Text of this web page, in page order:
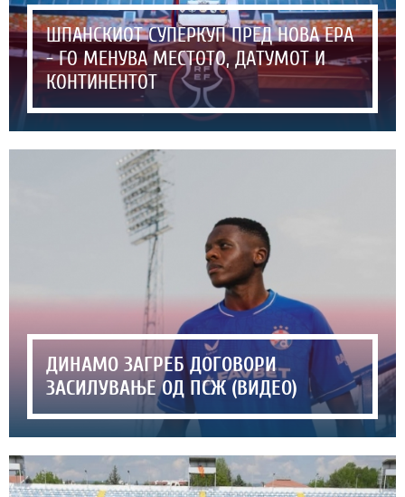
ШПАНСКИОТ СУПЕРКУП ПРЕД НОВА ЕРА
- ГО МЕНУВА МЕСТОТО, ДАТУМОТ И
КОНТИНЕНТОТ
ДИНАМО ЗАГРЕБ ДОГОВОРИ
ЗАСИЛУВАЊЕ ОД ПСЖ (ВИДЕО)